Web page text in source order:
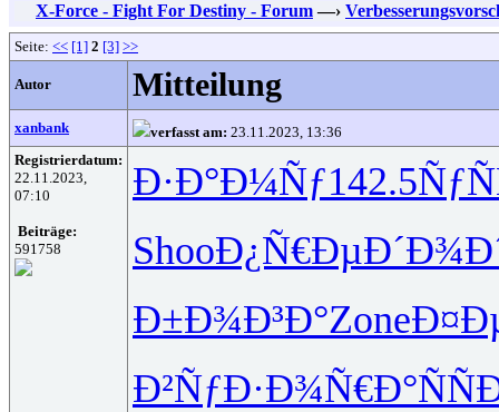
X-Force - Fight For Destiny - Forum —›
Seite: << [1] 2 [3] >>
Autor Mitteilung
xanbank verfasst am: 23.11.2023, 13:36
Registrierdatum:
22.11.2023,
07:10
Beiträge:
591758
Ð·Ð°Ð¼Ñƒ142.5
ShooÐ¿Ñ€ÐµÐ´
Ð±Ð¾Ð³Ð°Zone
Ð²ÑƒÐ·Ð¾Ñ€Ð°ÑÑ